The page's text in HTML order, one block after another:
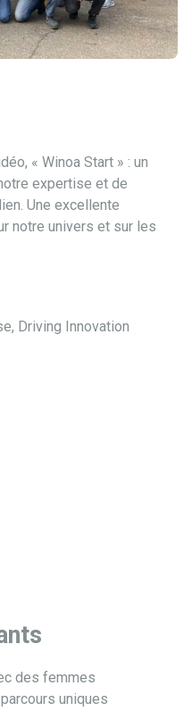
« Winoa Start » : un
expertise et de
Une excellente
notre univers et sur les
des femmes
uniques